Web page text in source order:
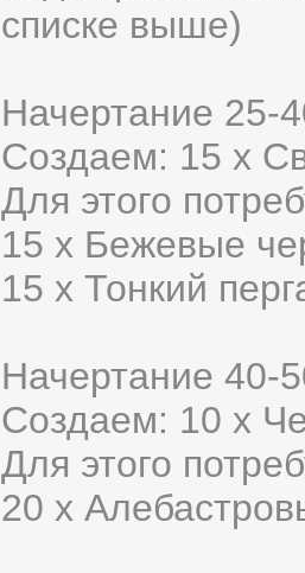
списке выше)
Начертание 25-
Создаем: 15 х
Для этого
15 х Бежевые
15 х Тонкий
Начертание 40-
Создаем: 10 х
Для этого
20 x